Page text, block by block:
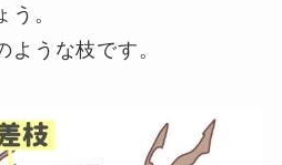
。
うな枝です。